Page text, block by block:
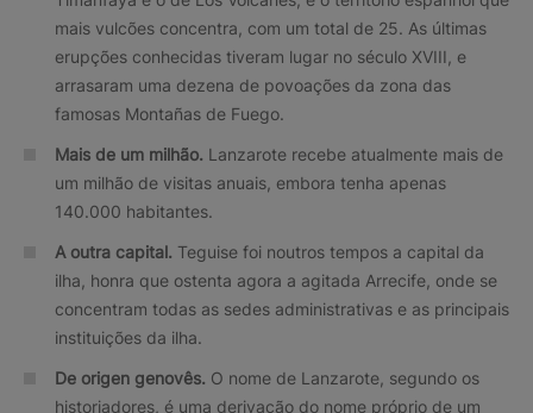
mais vulcões concentra, com um total de 25. As últimas
erupções conhecidas tiveram lugar no século XVIII, e
arrasaram uma dezena de povoações da zona das
famosas Montañas de Fuego.
Mais de um milhão. Lanzarote recebe atualmente mais de
um milhão de visitas anuais, embora tenha apenas
140.000 habitantes.
A outra capital. Teguise foi noutros tempos a capital da
ilha, honra que ostenta agora a agitada Arrecife, onde se
concentram todas as sedes administrativas e as principais
instituições da ilha.
De origen genovês. O nome de Lanzarote, segundo os
historiadores, é uma derivação do nome próprio de um